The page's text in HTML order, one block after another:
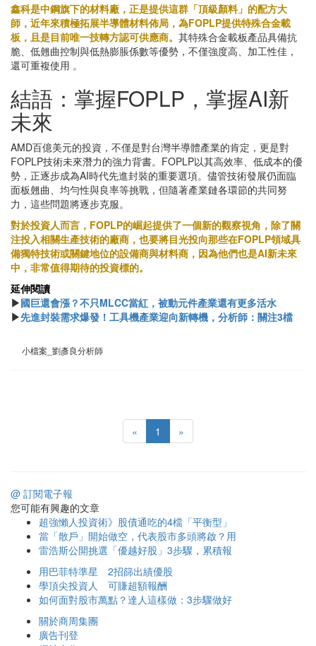
鑫科是中鋼旗下的材料廠，正是提供這群「頂級顏料」的配方大
師，近年來積極拓展半導體材料佈局，為FOPLP提供特殊合金載
板，且是目前唯一技轉方認可供應商。 其特殊合金載板產品具備抗
脆、低翹曲控制與低熱膨脹係數等優勢，不僅強度高、加工性佳，
還可重複使用 。
結語：掌握FOPLP，掌握AI新
未來
AMD百億美元的投資，不僅是對台灣半導體產業的肯定，更是對
FOPLP技術未來潛力的強力背書。FOPLP以其高效率、低成本的優
勢，正逐步成為AI時代先進封裝的重要選項。儘管技術發展仍面臨
面板翹曲、均勻性與良率等挑戰，但隨著產業鏈各環節的共同努
力，這些問題將逐步克服。
對於投資人而言，FOPLP的崛起提供了一個新的觀察視角，除了關
注投入相關生產技術的廠商，也要將目光投向那些在FOPLP領域具
備獨特技術或關鍵地位的設備商與材料商，因為他們也是AI新未來
中，非常值得期待的投資標的。
延伸閱讀
▶國巨還會漲？不只MLCC當紅，被動元件產業還有更多活水
▶先進封裝需求爆發！工具機產業迎向新轉機，分析師：關注3檔
小檔案_劉彥良分析師
« 1 »
@ 訂閱電子報
您可能有興趣的文章
超強懶人投資術》股債通吃的4檔「平衡型」
當「散戶」開始做空，代表股市多頭將啟？用
雷浩斯公開挑選「優越好股」3步驟，累積報
用巴菲特準星 2招篩出績優股
學頂尖投資人 可賺超額報酬
如何面對股市萬點？達人這樣做：3步驟做好
關於商周集團
廣告刊登